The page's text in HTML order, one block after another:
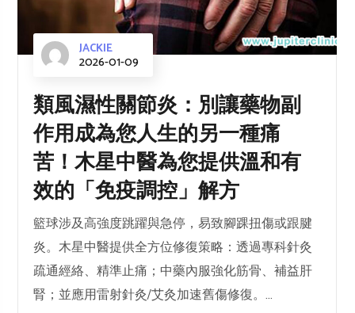
JACKIE
2026-01-09
類風濕性關節炎：別讓藥物副
作用成為您人生的另一種痛
苦！木星中醫為您提供溫和有
效的「免疫調控」解方
籃球涉及高強度跳躍與急停，易致腳踝扭傷或跟腱
炎。木星中醫提供全方位修復策略：透過專科針灸
疏通經絡、精準止痛；中藥內服強化筋骨、補益肝
腎；並應用雷射針灸/艾灸加速舊傷修復。...